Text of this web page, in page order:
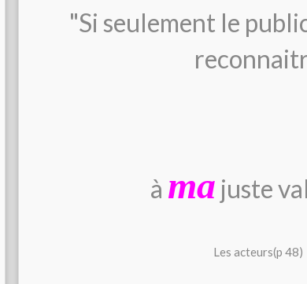
"Si seulement le
à ma juste
Les acteurs(p 48)